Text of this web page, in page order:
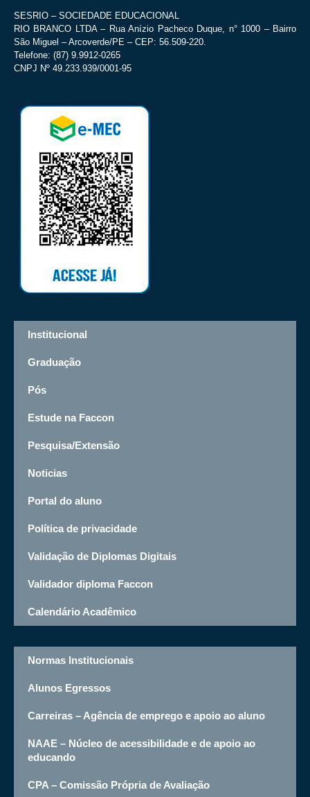
SESRIO – SOCIEDADE EDUCACIONAL
RIO BRANCO LTDA – Rua Anízio Pacheco Duque, n° 1000 – Bairro
São Miguel – Arcoverde/PE – CEP: 56.509-220.
Telefone: (87) 9.9912-0265
CNPJ Nº 49.233.939/0001-95
Institucional
Graduação
Pós
Estude na Faccon
Pesquisa/Extensão
Noticias
Portal do aluno
Política de privacidade
Validação de Diplomas Digitais
Validador diploma Faccon
Calendário Acadêmico
Normas Institucionais
Alunos Egressos
Carreiras – Agência de emprego e apoio ao aluno
NAAE – Núcleo de acessibilidade e de apoio ao
educando
CPA – Comissão Própria de Avaliação